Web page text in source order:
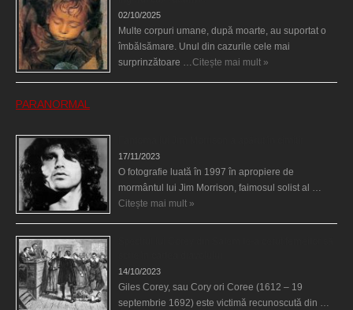
02/10/2025
Multe corpuri umane, după moarte, au suportat o
îmbălsămare. Unul din cazurile cele mai
surprinzătoare …Citește mai mult »
PARANORMAL
17/11/2023
O fotografie luată în 1997 în apropiere de
mormântul lui Jim Morrison, faimosul solist al …
Citește mai mult »
14/10/2023
Giles Corey, sau Cory ori Coree (1612 – 19
septembrie 1692) este victimă recunoscută din …